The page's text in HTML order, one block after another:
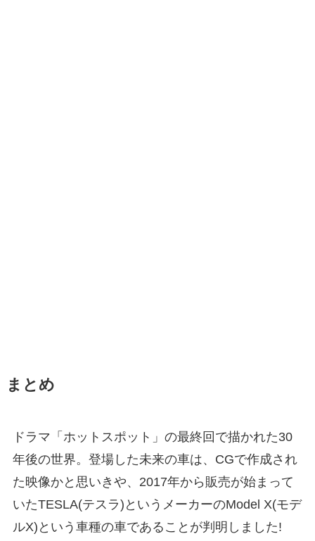
まとめ
ドラマ「ホットスポット」の最終回で描かれた30
年後の世界。登場した未来の車は、CGで作成され
た映像かと思いきや、2017年から販売が始まって
いたTESLA(テスラ)というメーカーのModel X(モデ
ルX)という車種の車であることが判明しました!